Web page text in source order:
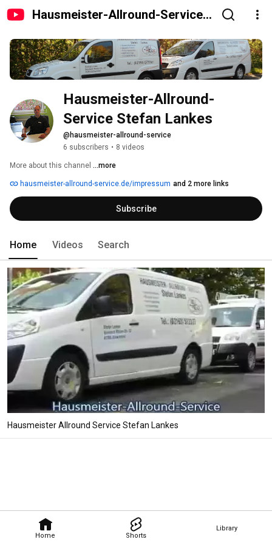
Hausmeister-Allround-Service
Home Shorts
Library
Hausmeister-Allround-
Service Stefan Lankes
@hausmeister-allround-service
6 subscribers • 8 videos
More about this channel ...more
hausmeister-allround-service.de/impressum and 2 more links
Subscribe
Home Videos Search
Hausmeister Allround Service Stefan Lankes